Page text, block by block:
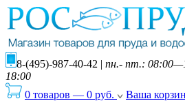
8-(495)-987-40-42 | пн.- пт.:
18:00
0 товаров — 0 руб. Ваша